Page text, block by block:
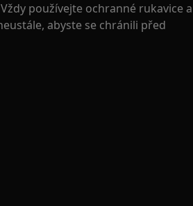
používejte ochranné rukavice a
abyste se chránili před